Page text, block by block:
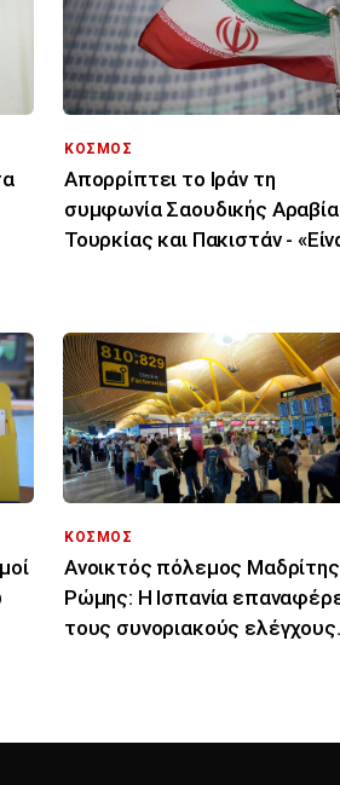
ΚΟΣΜΟΣ
Απορρίπτει το Ιράν τη
συμφωνία Σαουδικής
Τουρκίας και Πακιστάν -
ΚΟΣΜΟΣ
Ανοικτός πόλεμος
Ρώμης: Η Ισπανία
τους συνοριακούς ελέγχους